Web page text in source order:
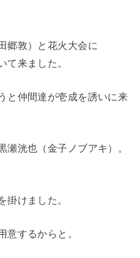
郷敦）と花火大会に
て来ました。
と仲間達が壱成を誘いに来
瀬洸也（金子ノブアキ）。
掛けました。
意するからと。